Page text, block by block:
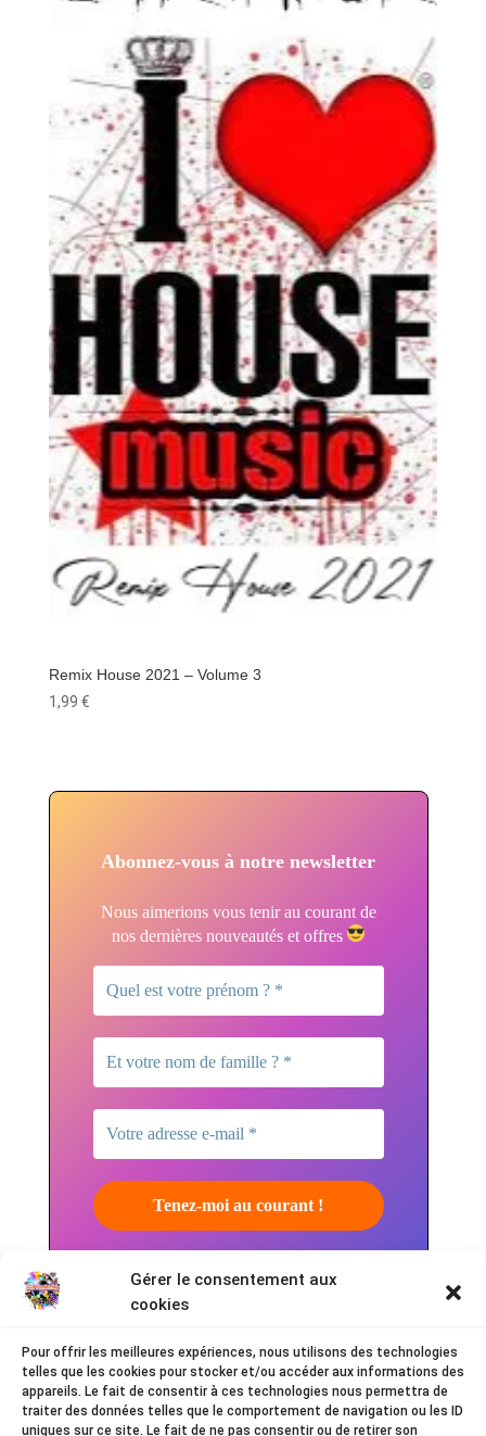
Gérer le consentement aux
cookies
Pour offrir les meilleures expériences, nous utilisons des technologies
telles que les cookies pour stocker et/ou accéder aux informations des
appareils. Le fait de consentir à ces technologies nous permettra de
traiter des données telles que le comportement de navigation ou les ID
uniques sur ce site. Le fait de ne pas consentir ou de retirer son
Remix House 2021 – Volume 3
1,99 €
Abonnez-vous à notre newsletter
Nous aimerions vous tenir au courant de
nos dernières nouveautés et offres
notrepolitique de confidentialitépour plus
d’informations.